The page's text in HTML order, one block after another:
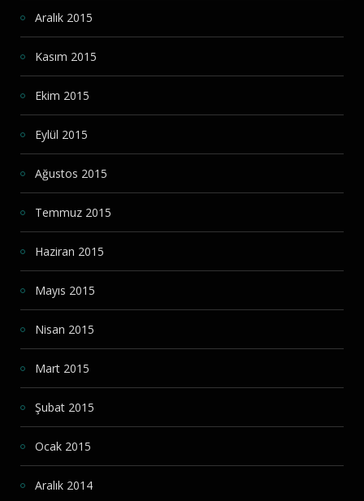
Aralık 2015
Kasım 2015
Ekim 2015
Eylül 2015
Ağustos 2015
Temmuz 2015
Haziran 2015
Mayıs 2015
Nisan 2015
Mart 2015
Şubat 2015
Ocak 2015
Aralık 2014